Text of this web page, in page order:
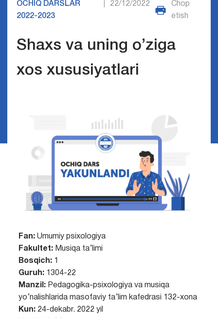
OCHIQ DARSLAR
2022-2023
22/12/2022
Chop
etish
Shaxs va uning o’ziga
xos xususiyatlari
Fan: Umumiy psixologiya
Fakultet:Musiqa ta’limi
Bosqich:1
Guruh:1304-22
Manzil:Pedagogika-psixologiya va musiqa
yo’nalishlarida masofaviy ta’lim kafedrasi 132-xona
Kun: 24-dekabr. 2022 yil